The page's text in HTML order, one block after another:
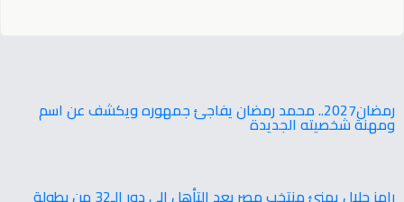
‬ومهنة‭ ‬شخصيته‭ ‬الجديدة